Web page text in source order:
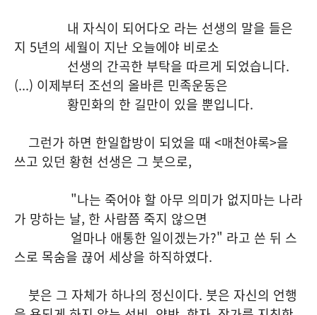
내 자식이 되어다오 라는 선생의 말을 들은
지 5년의 세월이 지난 오늘에야 비로소
선생의 간곡한 부탁을 따르게 되었습니다.
(...) 이제부터 조선의 올바른 민족운동은
황민화의 한 길만이 있을 뿐입니다.
그런가 하면 한일합방이 되었을 때 <매천야록>을
쓰고 있던 황현 선생은 그 붓으로,
"나는 죽어야 할 아무 의미가 없지마는 나라
가 망하는 날, 한 사람쯤 죽지 않으면
얼마나 애통한 일이겠는가?" 라고 쓴 뒤 스
스로 목숨을 끊어 세상을 하직하였다.
붓은 그 자체가 하나의 정신이다. 붓은 자신의 언행